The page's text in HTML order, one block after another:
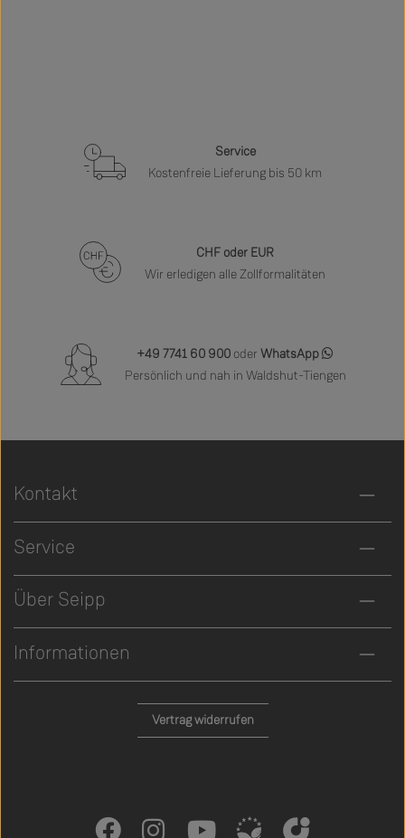
Service
Kostenfreie Lieferung bis 50 km
CHF oder EUR
Wir erledigen alle Zollformalitäten
+49 7741 60 900 oder WhatsApp
Persönlich und nah in Waldshut-Tiengen
Kontakt
Service
Über Seipp
Informationen
Vertrag widerrufen